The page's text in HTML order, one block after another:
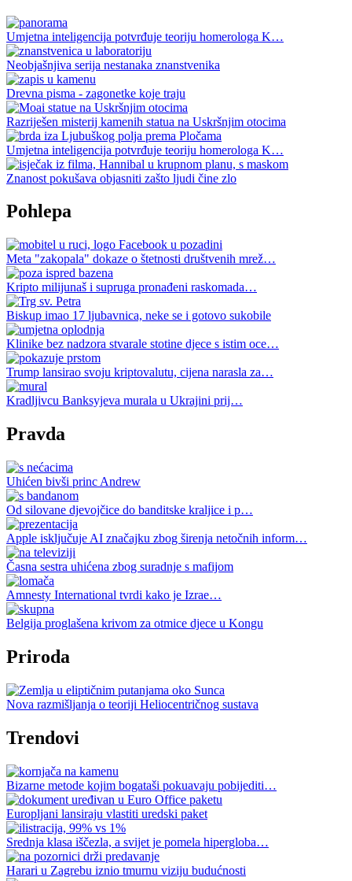
Umjetna inteligencija potvrđuje teoriju homerologa K…
Neobjašnjiva serija nestanaka znanstvenika
Drevna pisma - zagonetke koje traju
Razriješen misterij kamenih statua na Uskršnjim otocima
Umjetna inteligencija potvrđuje teoriju homerologa K…
Znanost pokušava objasniti zašto ljudi čine zlo
Pohlepa
Meta "zakopala" dokaze o štetnosti društvenih mrež…
Kripto milijunaš i supruga pronađeni raskomada…
Biskup imao 17 ljubavnica, neke se i gotovo sukobile
Klinike bez nadzora stvarale stotine djece s istim oce…
Trump lansirao svoju kriptovalutu, cijena narasla za…
Kradljivcu Banksyjeva murala u Ukrajini prij…
Pravda
Uhićen bivši princ Andrew
Od silovane djevojčice do banditske kraljice i p…
Apple isključuje AI značajku zbog širenja netočnih inform…
Časna sestra uhićena zbog suradnje s mafijom
Amnesty International tvrdi kako je Izrae…
Belgija proglašena krivom za otmice djece u Kongu
Priroda
Nova razmišljanja o teoriji Heliocentričnog sustava
Trendovi
Bizarne metode kojim bogataši pokuavaju pobijediti…
Europljani lansiraju vlastiti uredski paket
Srednja klasa iščezla, a svijet je pomela hipergloba…
Harari u Zagrebu iznio tmurnu viziju budućnosti